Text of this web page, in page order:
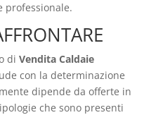
professionale.
di Vendita Caldaie
con la determinazione
dipende da offerte in
che sono presenti